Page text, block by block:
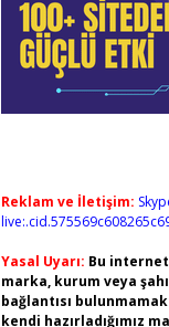
Reklam ve İletişim:
Yasal Uyarı: Bu
marka, kurum veya
bağlantısı
kendi hazırladığımız